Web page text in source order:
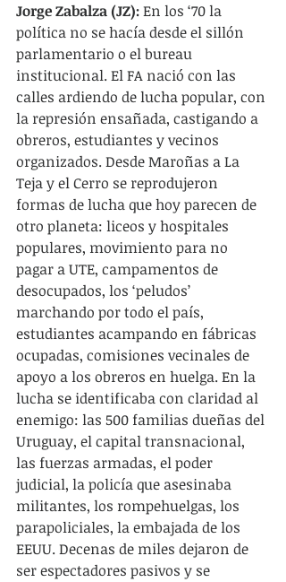
Jorge Zabalza (JZ): En los ‘70 la
política no se hacía desde el sillón
parlamentario o el bureau
institucional. El FA nació con las
calles ardiendo de lucha popular, con
la represión ensañada, castigando a
obreros, estudiantes y vecinos
organizados. Desde Maroñas a La
Teja y el Cerro se reprodujeron
formas de lucha que hoy parecen de
otro planeta: liceos y hospitales
populares, movimiento para no
pagar a UTE, campamentos de
desocupados, los ‘peludos’
marchando por todo el país,
estudiantes acampando en fábricas
ocupadas, comisiones vecinales de
apoyo a los obreros en huelga. En la
lucha se identificaba con claridad al
enemigo: las 500 familias dueñas del
Uruguay, el capital transnacional,
las fuerzas armadas, el poder
judicial, la policía que asesinaba
militantes, los rompehuelgas, los
parapoliciales, la embajada de los
EEUU. Decenas de miles dejaron de
ser espectadores pasivos y se